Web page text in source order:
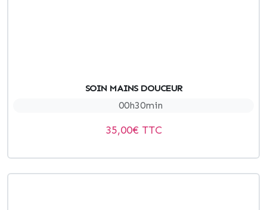
SOIN MAINS DOUCEUR
00h30min
35,00€ TTC